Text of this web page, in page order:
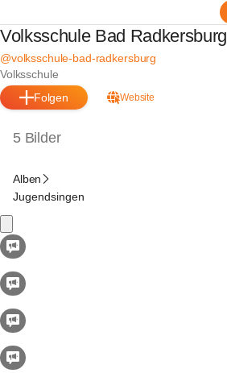
Volksschule Bad Radkersburg
@volksschule-bad-radkersburg
Volksschule
Folgen
Website
5 Bilder
Alben
Jugendsingen